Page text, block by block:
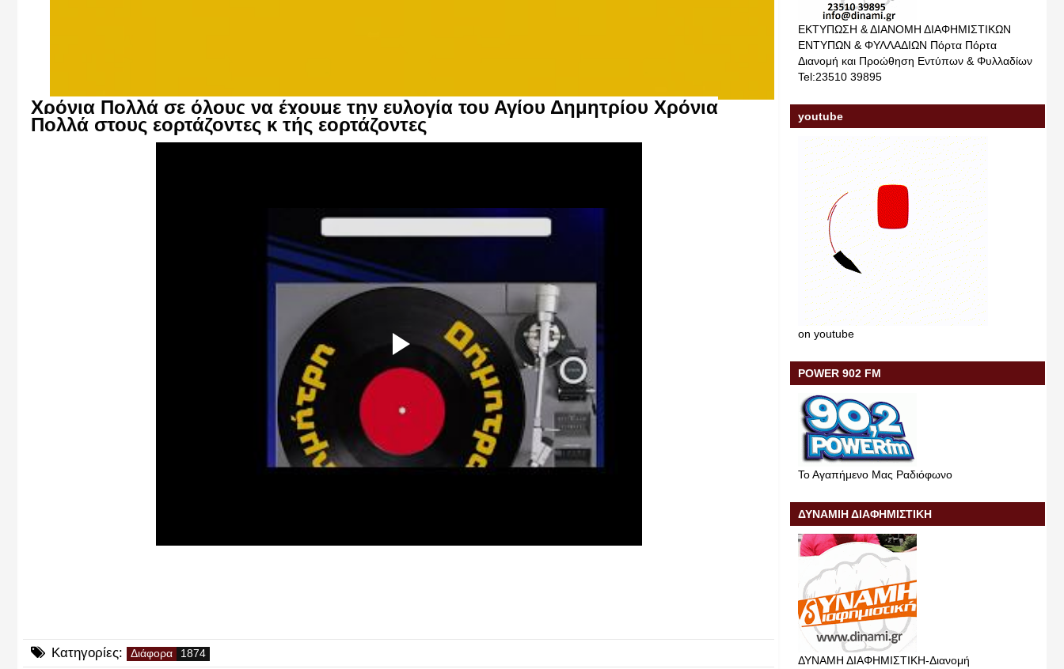
Χρόνια Πολλά σε όλους να έχουμε την ευλογία του Αγίου Δημητρίου Χρόνια
Πολλά στους εορτάζοντες κ τής εορτάζοντες
Κατηγορίες: Διάφορα
ΕΚΤΥΠΩΣΗ & ΔΙΑΝΟΜΗ ΔΙΑΦΗΜΙΣΤΙΚΩΝ
ΕΝΤΥΠΩΝ & ΦΥΛΛΑΔΙΩΝ Πόρτα Πόρτα
Διανομή και Προώθηση Εντύπων & Φυλλαδίων
Tel:23510 39895
youtube
on youtube
POWER 902 FM
Το Αγαπήμενο Μας Ραδιόφωνο
ΔΥΝΑΜΙΗ ΔΙΑΦΗΜΙΣΤΙΚΗ
ΔΥΝΑΜΗ ΔΙΑΦΗΜΙΣΤΙΚΗ-Διανομή